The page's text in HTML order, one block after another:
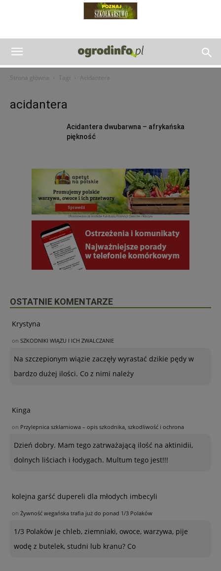
Strona główna Tagi Acidantera
acidantera
Acidantera dwubarwna – afrykańska
piękność
OSTATNIE KOMENTARZE
Krystyna
on SZKODNIKI WIĄZU I ICH ZWALCZANIE
Na szczepionym wiązie zaczęły wyrastać dzikie pędy w
bardzo dużej ilości. Co z nimi należy
Kinga
on Przylepnica szklarniowa – opis szkodnika, szkodliwość i ochrona
Dzień dobry. Mam tego zatrważającą ilość na aktinidii,
dolnych liściach i łodygach. Multum tego jest!!!
kolejna garść dupereli dla młodych imbecyli
on Żywność wegańska trafia już do ponad 1/3 Polaków
1/3 Polaków je chleb, ziemniaki, owoce, warzywa, pije
wodę z butelek, studni lub kranu? Co